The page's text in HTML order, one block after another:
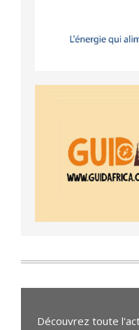
Découvrez toute